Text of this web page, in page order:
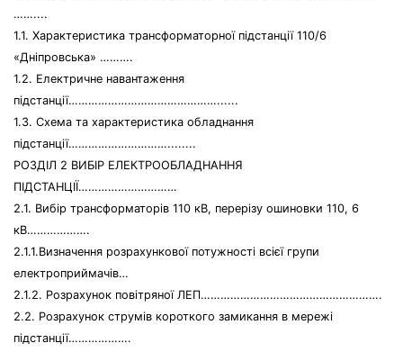
……....
1.1. Характеристика трансформаторної підстанції 110/6
«Дніпровська» ……….
1.2. Електричне навантаження
підстанції………………………………………......
1.3. Схема та характеристика обладнання
підстанції…………………………........
РОЗДІЛ 2 ВИБІР ЕЛЕКТРООБЛАДНАННЯ
ПІДСТАНЦІЇ…………………………
2.1. Вибір трансформаторів 110 кВ, перерізу ошиновки 110, 6
кВ……………….
2.1.1.Визначення розрахункової потужності всієї групи
електроприймачів…
2.1.2. Розрахунок повітряної ЛЕП……………………………………………….
2.2. Розрахунок струмів короткого замикання в мережі
підстанції……………….